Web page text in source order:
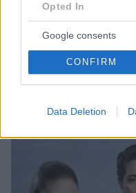
Opted In
Google consents
CONFIRM
Data Deletion
Ευρήματα 54.000
Sapiens έφτασαν πολύ
Αν η έρευνα σε
τότε θα μπορούσαν
ευρωπαϊκής
10.02.2022, 08:53